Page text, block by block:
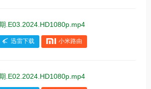
.E03.2024.HD1080p.mp4
迅雷下载 小米路由
.E02.2024.HD1080p.mp4